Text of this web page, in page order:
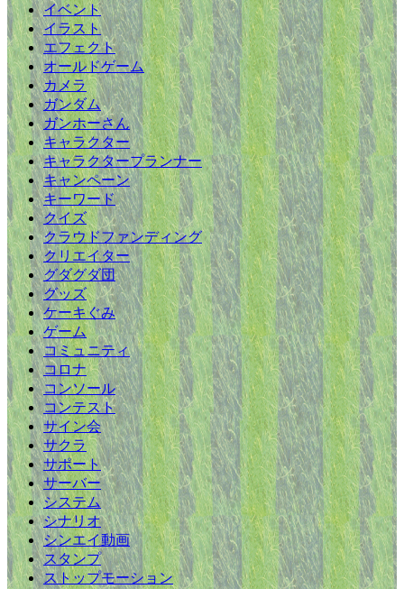
イベント
イラスト
エフェクト
オールドゲーム
カメラ
ガンダム
ガンホーさん
キャラクター
キャラクタープランナー
キャンペーン
キーワード
クイズ
クラウドファンディング
クリエイター
グダグダ団
グッズ
ケーキぐみ
ゲーム
コミュニティ
コロナ
コンソール
コンテスト
サイン会
サクラ
サポート
サーバー
システム
シナリオ
シンエイ動画
スタンプ
ストップモーション